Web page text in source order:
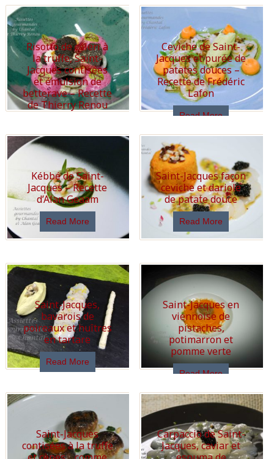
Risotto de céleri à
la truffe, Saint-
Jacques contisées
et émulsion de
betterave – Recette
de Thierry Renou
Ceviche de Saint-
Jacques et purée de
patates douces –
Recette de Frédéric
Lafon
Read More
Kébbé de Saint-
Jacques – Recette
d’Alan Geaam
Read More
Saint-Jacques façon
ceviche et dariole
de patate douce
Read More
Saint-Jacques,
bavarois de
poireaux et huîtres
en tartare
Read More
Saint-Jacques en
viennoise de
pistaches,
potimarron et
pomme verte
Read More
Saint-Jacques
contisées à la truffe
Carpaccio de Saint-
Jacques, caviar et